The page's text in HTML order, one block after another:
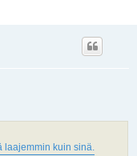
laajemmin kuin sinä.